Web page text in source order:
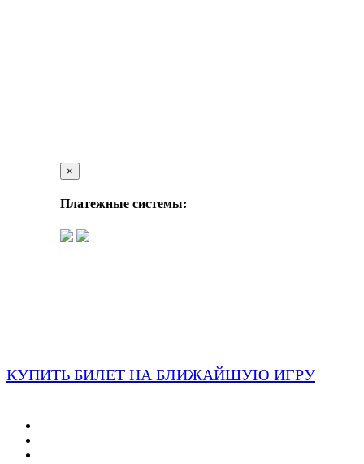
×
Платежные системы:
КУПИТЬ БИЛЕТ НА БЛИЖАЙШУЮ ИГРУ